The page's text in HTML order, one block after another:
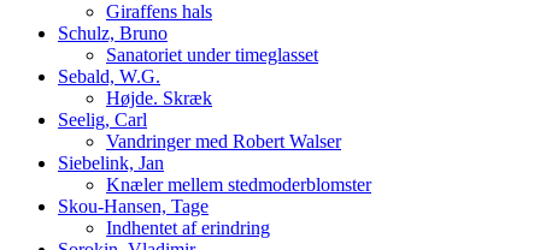
Giraffens hals
Schulz, Bruno
Sanatoriet under timeglasset
Sebald, W.G.
Højde. Skræk
Seelig, Carl
Vandringer med Robert Walser
Siebelink, Jan
Knæler mellem stedmoderblomster
Skou-Hansen, Tage
Indhentet af erindring